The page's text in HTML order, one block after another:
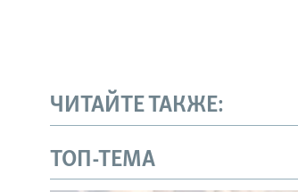
ЧИТАЙТЕ ТАКЖЕ:
ТОП-ТЕМА